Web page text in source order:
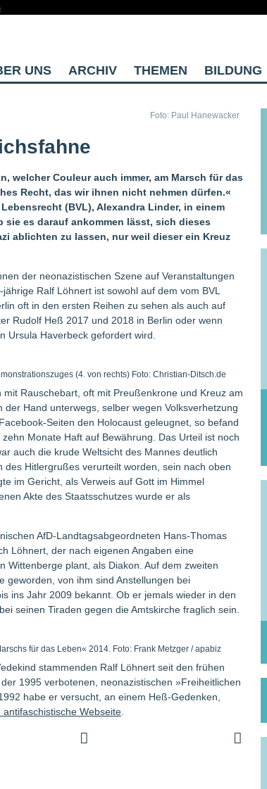
UNS ARCHIV THEMEN BILDUNG
Foto: Paul Hanewacker
welcher Couleur auch immer, am Marsch für das
Recht, das wir ihnen nicht nehmen dürfen.«
(BVL), Alexandra Linder, in einem
sie es darauf ankommen lässt, sich dieses
ablichten zu lassen, nur weil dieser ein Kreuz
der neonazistischen Szene auf Veranstaltungen
Ralf Löhnert ist sowohl auf dem vom BVL
oft in den ersten Reihen zu sehen als auch auf
Rudolf Heß 2017 und 2018 in Berlin oder wenn
Ursula Haverbeck gefordert wird.
(4. von rechts) Foto: Christian-Ditsch.de
Rauschebart, oft mit Preußenkrone und Kreuz am
Hand unterwegs, selber wegen Volksverhetzung
Seiten den Holocaust geleugnet, so befand
Monate Haft auf Bewährung. Das Urteil ist noch
auch die krude Weltsicht des Mannes deutlich
Hitlergrußes verurteilt worden, sein nach oben
im Gericht, als Verweis auf Gott im Himmel
Akte des Staatsschutzes wurde er als
AfD-Landtagsabgeordneten Hans-Thomas
Löhnert, der nach eigenen Angaben eine
Wittenberge plant, als Diakon. Auf dem zweiten
geworden, von ihm sind Anstellungen bei
ins Jahr 2009 bekannt. Ob er jemals wieder in den
seinen Tiraden gegen die Amtskirche fraglich sein.
für das Leben« 2014. Foto: Frank Metzger / apabiz
stammenden Ralf Löhnert seit den frühen
1995 verbotenen, neonazistischen »Freiheitlichen
habe er versucht, an einem Heß-Gedenken,
antifaschistische Webseite